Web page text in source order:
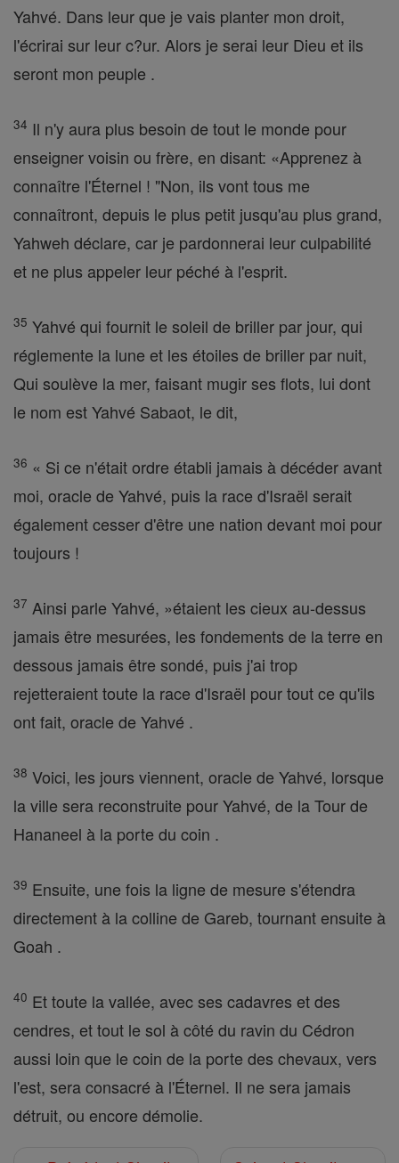
Yahvé. Dans leur que je vais planter mon droit,
l'écrirai sur leur c?ur. Alors je serai leur Dieu et ils
seront mon peuple .
34 Il n'y aura plus besoin de tout le monde pour
enseigner voisin ou frère, en disant: «Apprenez à
connaître l'Éternel ! "Non, ils vont tous me
connaîtront, depuis le plus petit jusqu'au plus grand,
Yahweh déclare, car je pardonnerai leur culpabilité
et ne plus appeler leur péché à l'esprit.
35 Yahvé qui fournit le soleil de briller par jour, qui
réglemente la lune et les étoiles de briller par nuit,
Qui soulève la mer, faisant mugir ses flots, lui dont
le nom est Yahvé Sabaot, le dit,
36 « Si ce n'était ordre établi jamais à décéder avant
moi, oracle de Yahvé, puis la race d'Israël serait
également cesser d'être une nation devant moi pour
toujours !
37 Ainsi parle Yahvé, »étaient les cieux au-dessus
jamais être mesurées, les fondements de la terre en
dessous jamais être sondé, puis j'ai trop
rejetteraient toute la race d'Israël pour tout ce qu'ils
ont fait, oracle de Yahvé .
38 Voici, les jours viennent, oracle de Yahvé, lorsque
la ville sera reconstruite pour Yahvé, de la Tour de
Hananeel à la porte du coin .
39 Ensuite, une fois la ligne de mesure s'étendra
directement à la colline de Gareb, tournant ensuite à
Goah .
40 Et toute la vallée, avec ses cadavres et des
cendres, et tout le sol à côté du ravin du Cédron
aussi loin que le coin de la porte des chevaux, vers
l'est, sera consacré à l'Éternel. Il ne sera jamais
détruit, ou encore démolie.